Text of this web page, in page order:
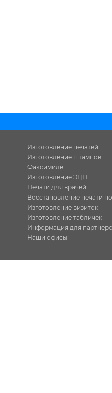
Изготовление печатей
Изготовление штампов
Факсимиле
Изготовление ЭЦП
Печати для врачей
Восстановление печати
Изготовление визиток
Изготовление табличек
Информация для
Наши офисы